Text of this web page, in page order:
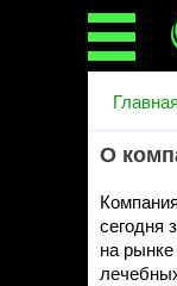
О
Главная
О
сегодня
на